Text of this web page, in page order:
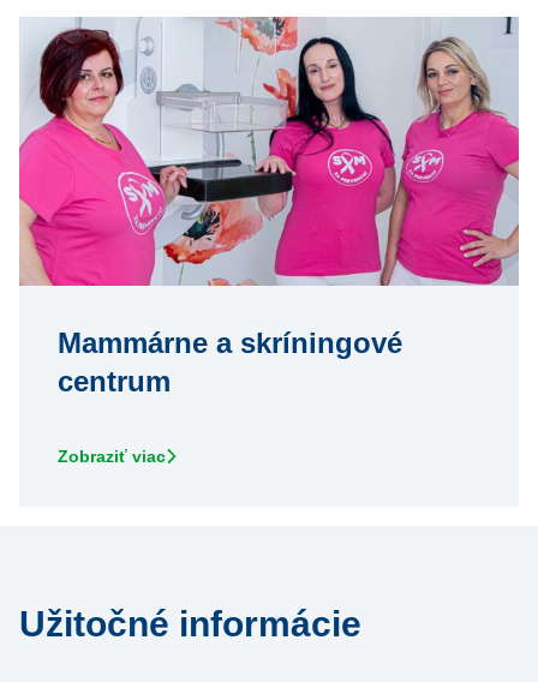
Mammárne a skríningové
centrum
Zobraziť viac
Užitočné informácie